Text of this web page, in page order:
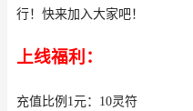
行！快来加入大家吧！
上线福利：
充值比例1元：10灵符